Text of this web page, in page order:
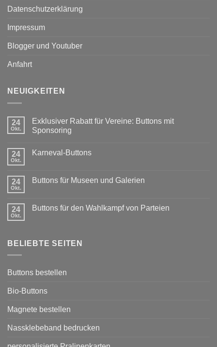
Datenschutzerklärung
Impressum
Blogger und Youtuber
Anfahrt
NEUIGKEITEN
24
Okt.
Exklusiver Rabatt für Vereine: Buttons mit
Sponsoring
zu
Vereine:
Buttons
24
Okt.
Karneval-Buttons
Karneval-
24
Okt.
Buttons für Museen und Galerien
Buttons
24
Okt.
Buttons für den Wahlkampf von Parteien
für
BELIEBTE SEITEN
Buttons bestellen
Bio-Buttons
Magnete bestellen
Nassklebeband bedrucken